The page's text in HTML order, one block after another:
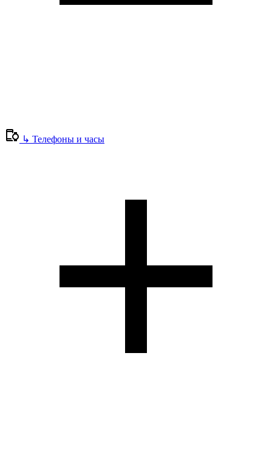
↳ Телефоны и часы